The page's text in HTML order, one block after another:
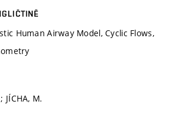
Human Airway Model, Cyclic Flows,
JÍCHA, M.